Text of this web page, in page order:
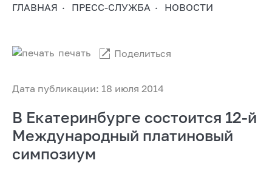
ГЛАВНАЯ ПРЕСС-СЛУЖБА НОВОСТИ
Дата публикации: 18 июля 2014
печать Поделиться
В Екатеринбурге состоится 12-й
Международный платиновый
симпозиум